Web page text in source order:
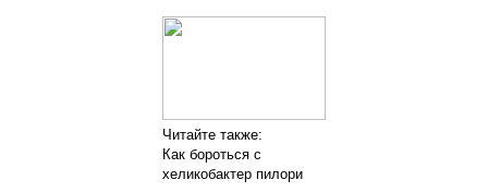
Читайте также:
Как бороться с
хеликобактер пилори